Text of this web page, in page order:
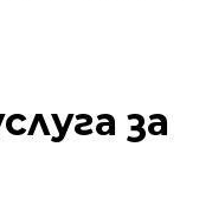
за